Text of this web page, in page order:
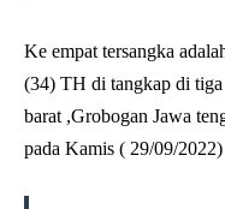
Ke empat tersangka
(34) TH di tangkap di
barat ,Grobogan Jawa
pada Kamis ( 29/09/2022)